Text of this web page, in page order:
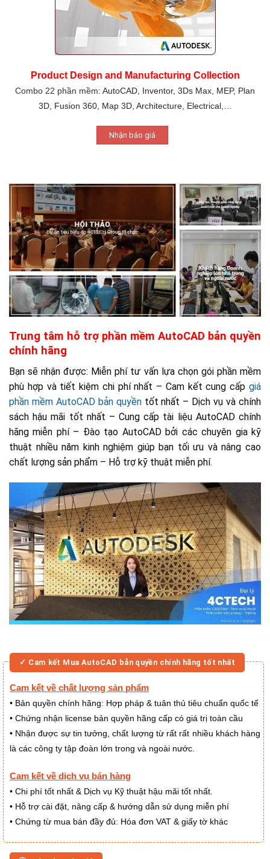
Product Design and Manufacturing Collection
Combo 22 phần mềm: AutoCAD, Inventor, 3Ds Max, MEP, Plan
3D, Fusion 360, Map 3D, Architecture, Electrical,…
Nhận báo giá
Trung tâm hỗ trợ phần mềm AutoCAD bản quyền
chính hãng
Bạn sẽ nhận được: Miễn phí tư vấn lựa chọn gói phần mềm
phù hợp và tiết kiệm chi phí nhất – Cam kết cung cấp giá
phần mềm AutoCAD bản quyềntốt nhất – Dịch vụ và chính
sách hậu mãi tốt nhất – Cung cấp tài liệu AutoCAD chính
hãng miễn phí – Đào tạo AutoCAD bởi các chuyên gia kỹ
thuật nhiều năm kinh nghiệm giúp bạn tối ưu và nâng cao
chất lượng sản phẩm – Hỗ trợ kỹ thuật miễn phí.
✓ Cam kết Mua AutoCAD bản quyền chính hãng tốt nhất
Cam kết về chất lượng sản phẩm
• Bản quyền chính hãng: Hợp pháp & tuân thủ tiêu chuẩn quốc tế
• Chứng nhận license bản quyền hãng cấp có giá trị toàn cầu
• Nhận được sự tin tưởng, chất lượng từ rất rất nhiều khách hàng
là các công ty tập đoàn lớn trong và ngoài nước.
Cam kết về dịch vụ bán hàng
• Chi phí tốt nhất & Dịch vụ Kỹ thuật hậu mãi tốt nhất.
• Hỗ trợ cài đặt, nâng cấp & hướng dẫn sử dụng miễn phí
• Chứng từ mua bán đầy đủ: Hóa đơn VAT & giấy tờ khác